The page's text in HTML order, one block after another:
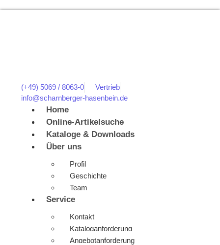
(+49) 5069 / 8063-0
Vertrieb
info@scharnberger-hasenbein.de
Home
Online-Artikelsuche
Kataloge & Downloads
Über uns
Profil
Geschichte
Team
Service
Kontakt
Kataloganforderung
Angebotanforderung